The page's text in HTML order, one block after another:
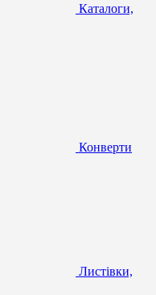
Каталоги,
Конверти
Листівки,